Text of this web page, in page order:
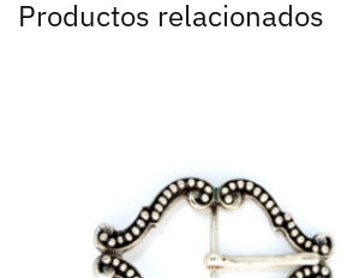
Productos relacionados